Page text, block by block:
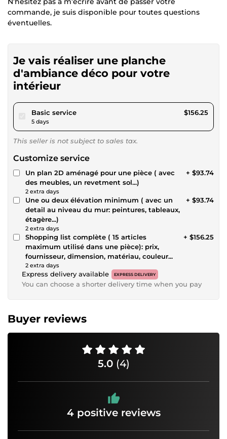
commande, je suis disponible pour toutes questions
éventuelles.
Je vais réaliser une planche
d'ambiance déco pour votre
intérieur
Basic servicepour $144.01
5 days
$156.25
This seller is not subject to sales tax.
Customize service
Un plan 2D aménagé pour une pièce ( avec
des meubles, un revetment sol...)
2 extra days
+ $93.74
Une ou deux élévation minimum ( avec un
detail au niveau du mur: peintures, tableaux,
étagère...)
2 extra days
+ $93.74
Shopping list complète ( 15 articles
maximum utilisé dans une pièce): prix,
fournisseur, dimension, matériau, couleur...
2 extra days
+ $156.25
Express delivery available EXPRESS DELIVERY
You can choose a shorter delivery time when you pay
Buyer reviews
5.0 (4)
4 positive reviews